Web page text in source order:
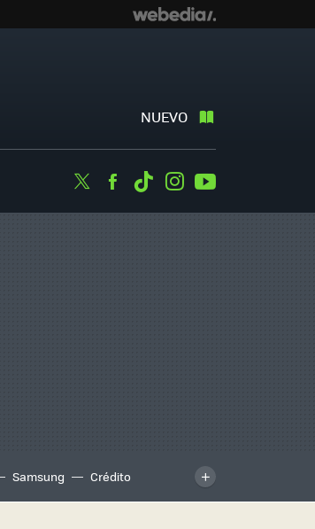
NUEVO
TwitterFacebook
TiktokInstagram
Samsung
Crédito